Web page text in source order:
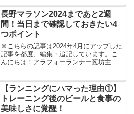
一番の影響で、今朝もまだ風がビュンビ
ュン吹いていま...
長野マラソン2024まであと2週
間！当日まで確認しておきたい4
つポイント
※こちらの記事は2024年4月にアップした
記事を都度、編集・追記しています。こ
んにちは！アラフォーランナー葱坊主で
ら、ゆるジョグしてきました！朝イチの
クリアな空気、そして...
【ランニングにハマった理由①】
トレーニング後のビールと食事の
美味しさに覚醒！